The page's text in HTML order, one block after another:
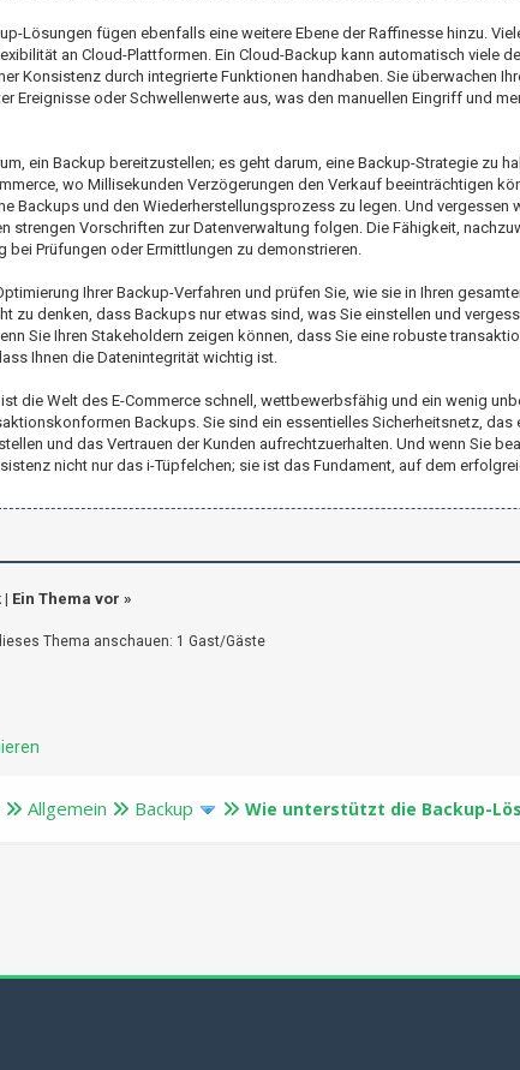
Lösungen fügen ebenfalls eine weitere Ebene der Raffinesse hinzu.
an Cloud-Plattformen. Ein Cloud-Backup kann automatisch viele
Konsistenz durch integrierte Funktionen handhaben. Sie überwachen
Ereignisse oder Schwellenwerte aus, was den manuellen Eingriff und
ein Backup bereitzustellen; es geht darum, eine Backup-Strategie zu
wo Millisekunden Verzögerungen den Verkauf beeinträchtigen
Backups und den Wiederherstellungsprozess zu legen. Und vergessen
strengen Vorschriften zur Datenverwaltung folgen. Die Fähigkeit,
bei Prüfungen oder Ermittlungen zu demonstrieren.
Ihrer Backup-Verfahren und prüfen Sie, wie sie in Ihren
zu denken, dass Backups nur etwas sind, was Sie einstellen und
Sie Ihren Stakeholdern zeigen können, dass Sie eine robuste
Ihnen die Datenintegrität wichtig ist.
die Welt des E-Commerce schnell, wettbewerbsfähig und ein wenig
Backups. Sie sind ein essentielles Sicherheitsnetz,
und das Vertrauen der Kunden aufrechtzuerhalten. Und wenn Sie
nicht nur das i-Tüpfelchen; sie ist das Fundament, auf dem
| Ein Thema vor »
Thema anschauen: 1 Gast/Gäste
Allgemein Backup Wie unterstützt die Backup-